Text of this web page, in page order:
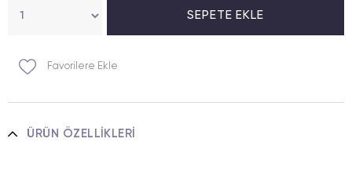
Favorilere Ekle
ÜRÜN ÖZELLIKLERI